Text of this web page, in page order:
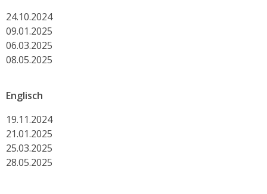
24.10.2024
09.01.2025
06.03.2025
08.05.2025
Englisch
19.11.2024
21.01.2025
25.03.2025
28.05.2025